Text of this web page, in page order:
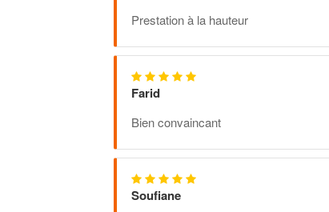
Prestation à la hauteur
Farid
Bien convaincant
Soufiane